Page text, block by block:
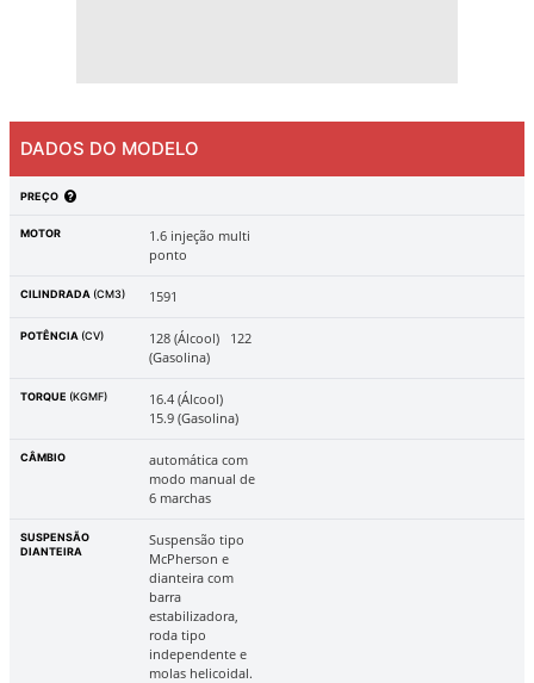
DADOS DO MODELO
PREÇO
MOTOR
1.6 injeção multi
ponto
CILINDRADA (CM3) 1591
POTÊNCIA (CV) 128 (Álcool) 122
(Gasolina)
TORQUE (KGMF)
16.4 (Álcool)
15.9 (Gasolina)
CÂMBIO
automática com
modo manual de
6 marchas
SUSPENSÃO
DIANTEIRA
Suspensão tipo
McPherson e
dianteira com
barra
estabilizadora,
roda tipo
independente e
molas helicoidal.